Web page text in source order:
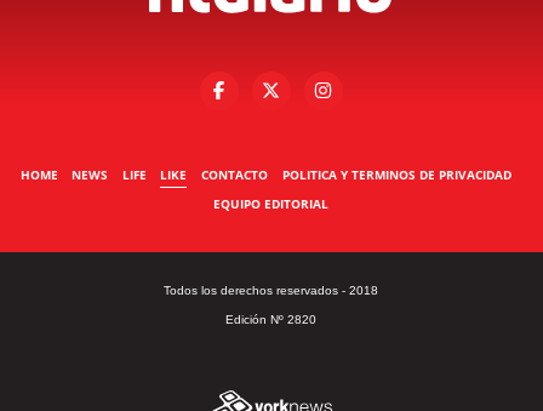
HOME NEWS LIFE LIKE CONTACTO
POLITICA Y TERMINOS DE PRIVACIDAD
EQUIPO EDITORIAL
Todos los derechos reservados - 2018
Edición Nº 2820